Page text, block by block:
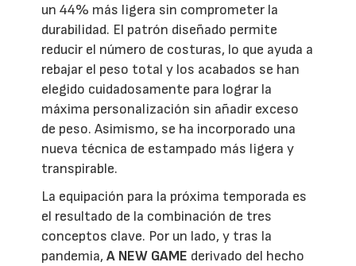
un 44% más ligera sin comprometer la
durabilidad. El patrón diseñado permite
reducir el número de costuras, lo que ayuda a
rebajar el peso total y los acabados se han
elegido cuidadosamente para lograr la
máxima personalización sin añadir exceso
de peso. Asimismo, se ha incorporado una
nueva técnica de estampado más ligera y
transpirable.
La equipación para la próxima temporada es
el resultado de la combinación de tres
conceptos clave. Por un lado, y tras la
pandemia,A NEW GAME derivado del hecho